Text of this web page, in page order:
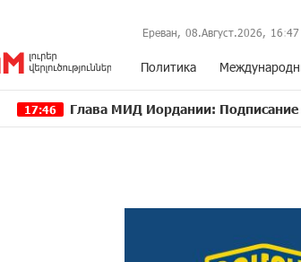
Ереван, 08.Август.2026, 16 :47
Политика
Глава МИД Иордании: Подписание мирного